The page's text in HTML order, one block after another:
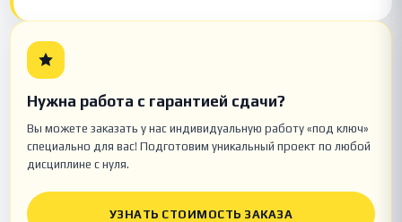
Нужна работа с гарантией сдачи?
Вы можете заказать у нас индивидуальную работу «под ключ»
специально для вас! Подготовим уникальный проект по любой
дисциплине с нуля.
УЗНАТЬ СТОИМОСТЬ ЗАКАЗА